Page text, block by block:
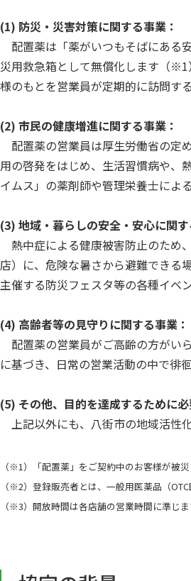
(1) 防災・災害対策に関する事業：
配置薬は「薬がいつもそばにある
災用救急箱として無償化します（
様のもとを営業員が定期的に訪問す
(2) 市民の健康増進に関する事業：
配置薬の営業員は厚生労働省の定
用の啓発をはじめ、生活習慣病や、
イムス」の薬剤師や管理栄養士によ
(3) 地域・暮らしの安全・安心に関す
熱中症による健康被害防止のため
店）に、危険な暑さから避難できる
主催する防災フェスタ等の各種イベ
(4) 高齢者等の見守りに関する事業：
配置薬の営業員がご高齢の方がい
に基づき、日常の営業活動の中で徘
(5) その他、目的を達成するために必
上記以外にも、八街市の地域活性
（※1）「配置薬」をご契約中のお客様が被
（※2）登録販売者とは、一般用医薬品（
（※3）開放時間は各店舗の営業時間に準じま